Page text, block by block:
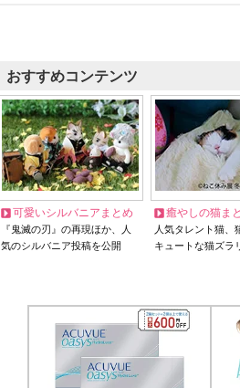
おすすめコンテンツ
可愛いシルバニアまとめ
『鬼滅の刃』の再現ほか、人
気のシルバニア投稿を公開
癒やしの猫ま
人気タレント猫
キュートな猫ズラ